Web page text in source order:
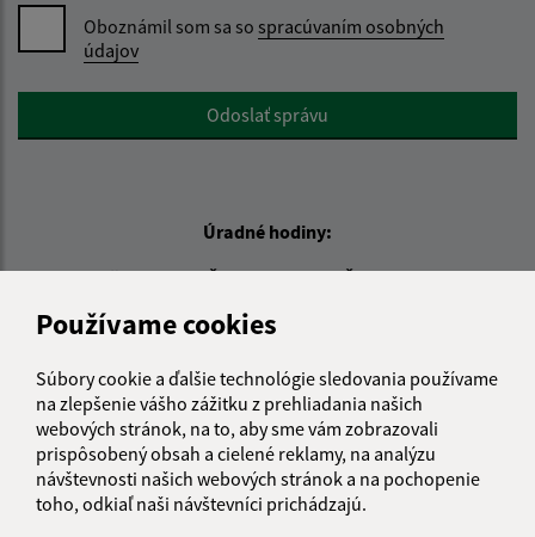
Používame cookies
Súbory cookie a ďalšie technológie sledovania používame
na zlepšenie vášho zážitku z prehliadania našich
webových stránok, na to, aby sme vám zobrazovali
prispôsobený obsah a cielené reklamy, na analýzu
návštevnosti našich webových stránok a na pochopenie
toho, odkiaľ naši návštevníci prichádzajú.
Oboznámil som sa so spracúvaním osobných
údajov
Google reCaptcha ResponseOdoslať správu
Úradné hodiny:
Deň
Čas doobeda
Čas poobede
Pondelok:
08:00 - 12:00
Utorok:
nestránkový deň
Streda:
08:00 - 12:00
13:00 - 16:30
Štvrtok:
nestránkový deň
Piatok:
08:00 - 12:00
Kontakt: